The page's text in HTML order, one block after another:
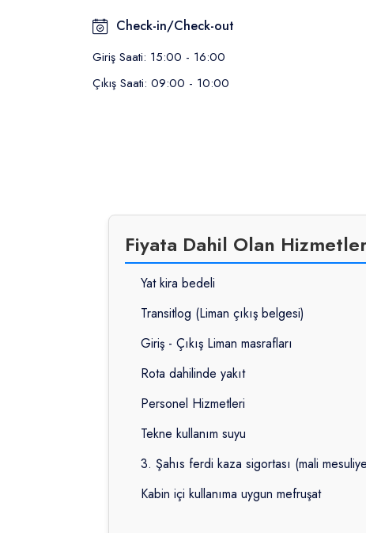
Check-in/Check-out
Giriş Saati: 15:00 - 16:00
Çıkış Saati: 09:00 - 10:00
Fiyata Dahil Olan
Yat kira bedeli
Transitlog (Liman çıkış belgesi)
Giriş - Çıkış Liman masrafları
Rota dahilinde yakıt
Personel Hizmetleri
Tekne kullanım suyu
3. Şahıs ferdi kaza sigortası (mali
Kabin içi kullanıma uygun mefruşat